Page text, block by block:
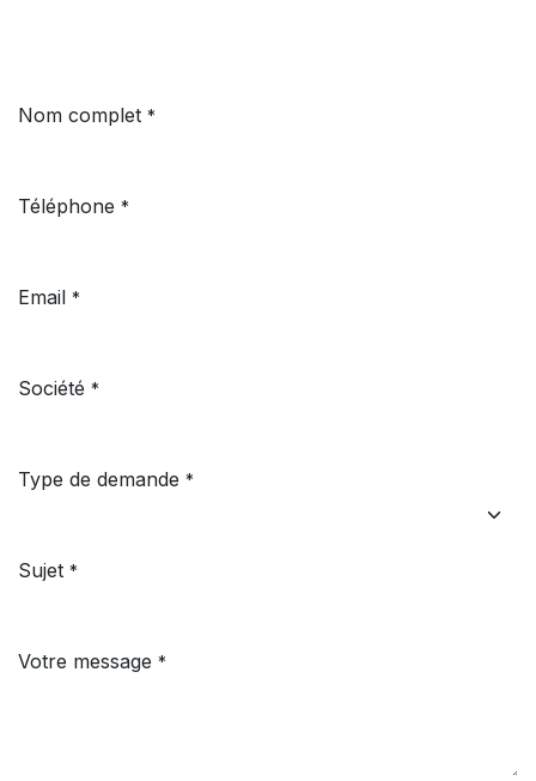
Nom complet *
Téléphone *
Email *
Société *
Type de demande *
Sujet *
Votre message *